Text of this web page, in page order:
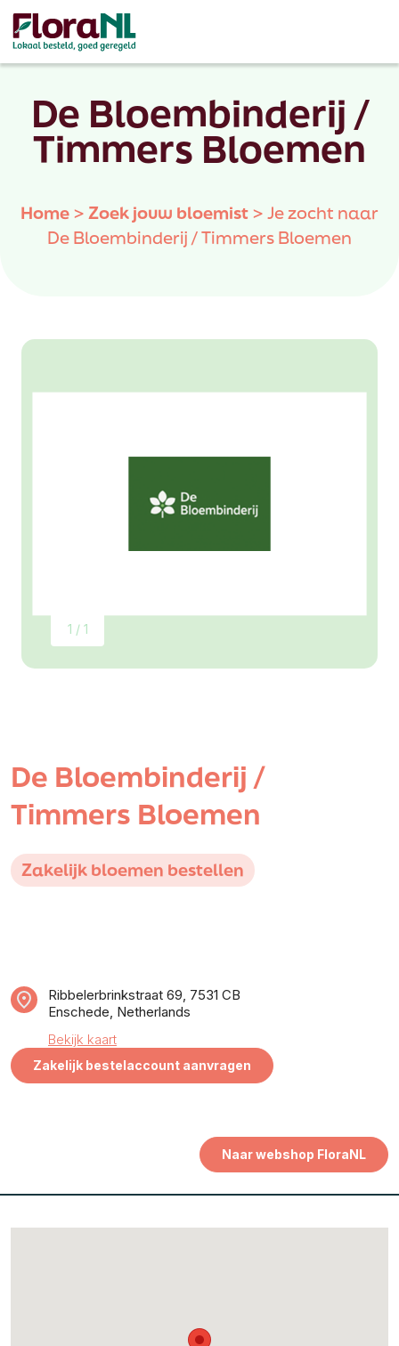
De Bloembinderij /
Timmers Bloemen
Home>Zoek jouw bloemist>Je zocht naar
De Bloembinderij / Timmers Bloemen
1 / 1
De Bloembinderij /
Timmers Bloemen
Zakelijk bloemen bestellen
Ribbelerbrinkstraat 69, 7531 CB
Enschede, Netherlands
Bekijk kaart
Zakelijk bestelaccount aanvragen
Naar webshop FloraNL